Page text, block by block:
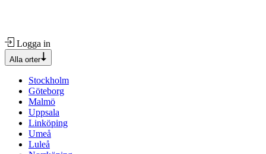
Logga in
Alla orter
Stockholm
Göteborg
Malmö
Uppsala
Linköping
Umeå
Luleå